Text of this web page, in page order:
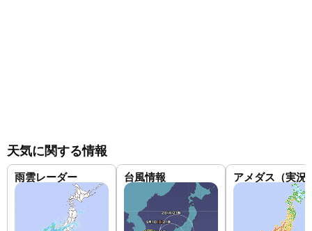
天気に関する情報
雨雲レーダー 台風情報 アメダス（実況